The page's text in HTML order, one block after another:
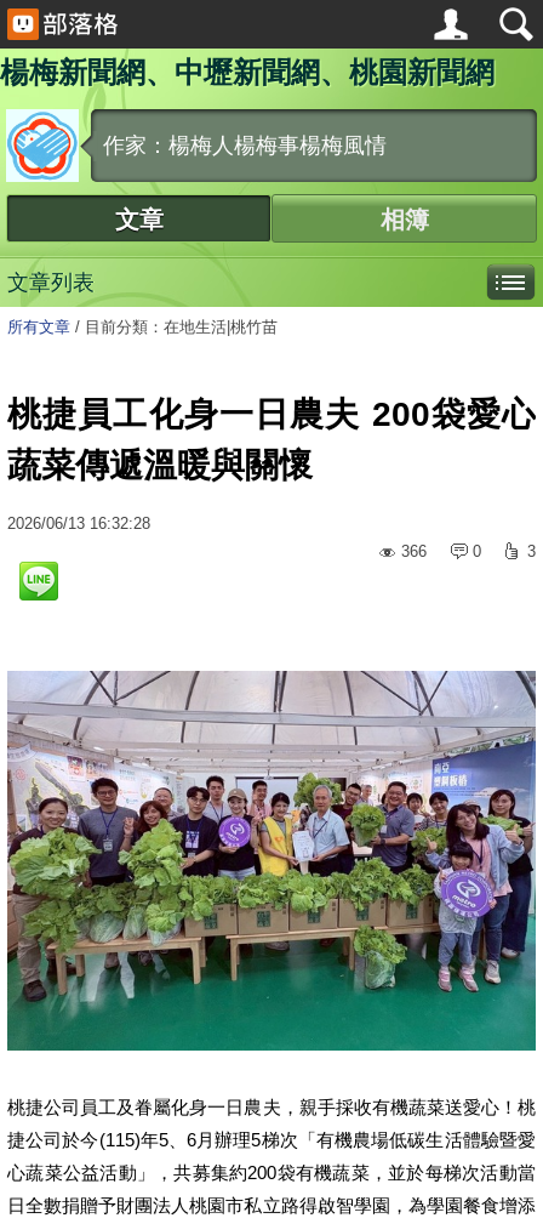
楊梅新聞網、中壢新聞網、桃園新聞網
作家：楊梅人楊梅事楊梅風情
文章 相簿
文章列表
所有文章 / 目前分類：在地生活|桃竹苗
桃捷員工化身一日農夫 200袋愛心
蔬菜傳遞溫暖與關懷
2026/06/13 16:32:28
366
0 3
桃捷公司員工及眷屬化身一日農夫，親手採收有機蔬菜送愛心！桃
捷公司於今(115)年5、6月辦理5梯次「有機農場低碳生活體驗暨愛
心蔬菜公益活動」，共募集約200袋有機蔬菜，並於每梯次活動當
日全數捐贈予財團法人桃園市私立路得啟智學園，為學園餐食增添